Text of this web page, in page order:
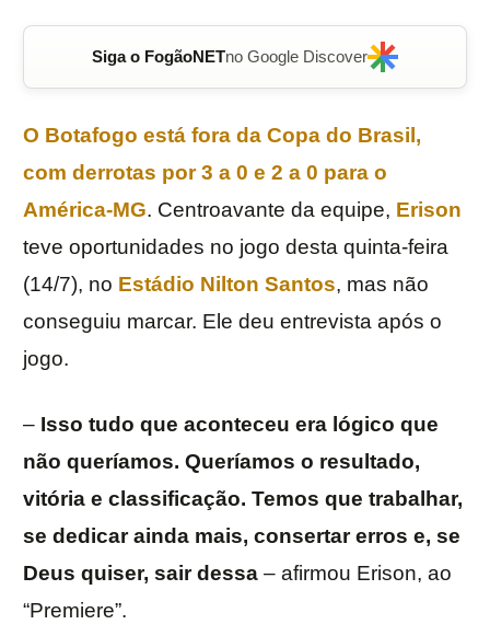
Siga o FogãoNETno Google Discover
O Botafogo está fora da Copa do Brasil ,
com derrotas por3 a 0 e 2 a 0 para o
América-MG. Centroavante da equipe, Erison
teve oportunidades no jogo desta quinta-feira
(14/7), no Estádio Nilton Santos, mas não
conseguiu marcar. Ele deu entrevista após o
jogo.
– Isso tudo que aconteceu era lógico que
não queríamos. Queríamos o resultado,
vitória e classificação. Temos que trabalhar,
se dedicar ainda mais, consertar erros e, se
Deus quiser, sair dessa – afirmou Erison, ao
“Premiere”.